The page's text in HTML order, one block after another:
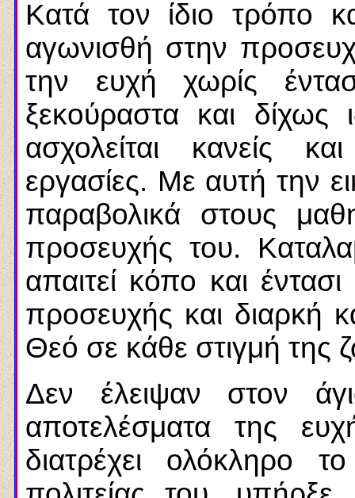
Κατά τον ίδιο τρόπο
αγωνισθή στην
την ευχή χωρίς
ξεκούραστα και δίχως
ασχολείται κανείς
εργασίες. Με αυτή την
παραβολικά στους
προσευχής του.
απαιτεί κόπο και
προσευχής και διαρκή
Θεό σε κάθε στιγμή της
Δεν έλειψαν στον
αποτελέσματα της
διατρέχει ολόκληρο